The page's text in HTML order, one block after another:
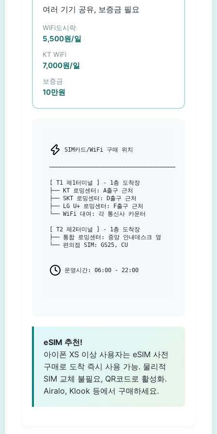
여러 기기 공유, 보증금 필요
WiFi도시락
5,500원/일
KT WiFi
7,000원/일
보증금
10만원
SIM카드/WiFi 구매 위치
───────────────────────────────────────
[ T1 제1터미널 ] - 1층 도착장
├── KT 로밍센터: A출구 근처
├── SKT 로밍센터: D출구 근처
├── LG U+ 로밍센터: F출구 근처
└── WiFi 대여: 각 통신사 카운터
[ T2 제2터미널 ] - 1층 도착장
├── 통합 로밍센터: 중앙 안내데스크 옆
└── 편의점 SIM: GS25, CU
운영시간: 06:00 - 22:00
eSIM 추천!
아이폰 XS 이상 사용자는 eSIM 사전
구매로 도착 즉시 사용 가능. 물리적
SIM 교체 불필요, QR코드로 활성화.
Airalo, Klook 등에서 구매하세요.